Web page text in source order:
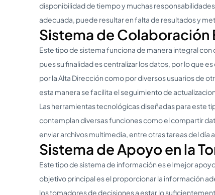
disponibilidad de tiempo y muchas
adecuada, puede resultar en falta de resultados y
Sistema de Colaboración
Este tipo de sistema funciona de manera integral con
pues su finalidad es centralizar los datos, por lo que
por la Alta Dirección como por diversos usuarios de
esta manera se facilita el seguimiento de
Las herramientas tecnológicas diseñadas para este
contemplan diversas funciones como el compartir
enviar archivos multimedia, entre otras tareas del día
Sistema de Apoyo en la
Este tipo de sistema de información es el mejor
objetivo principal es el proporcionar la información
los tomadores de decisiones a estar lo